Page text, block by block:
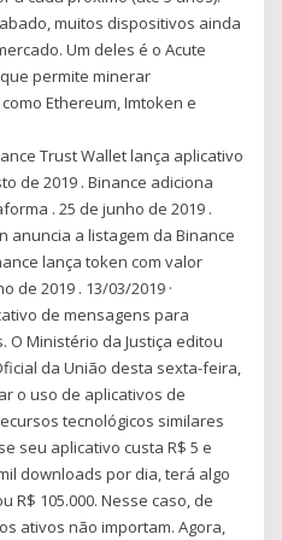
muitos dispositivos ainda
Um deles é o Acute
permite minerar
Ethereum, Imtoken e
Trust Wallet lança aplicativo
de 2019 . Binance adiciona
. 25 de junho de 2019 .
anuncia a listagem da Binance
lança token com valor
de 2019 . 13/03/2019 ·
de mensagens para
Ministério da Justiça editou
da União desta sexta-feira,
o uso de aplicativos de
tecnológicos similares
seu aplicativo custa R$ 5 e
downloads por dia, terá algo
R$ 105.000. Nesse caso, de
ativos não importam. Agora,